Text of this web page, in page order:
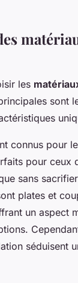
les
sont
connus pour
pour ceux
sans
plates et
un aspect
séduisent